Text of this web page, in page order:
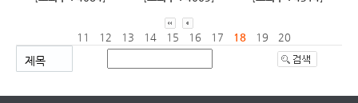
11 12 13 14 15 16 17 18 19 20